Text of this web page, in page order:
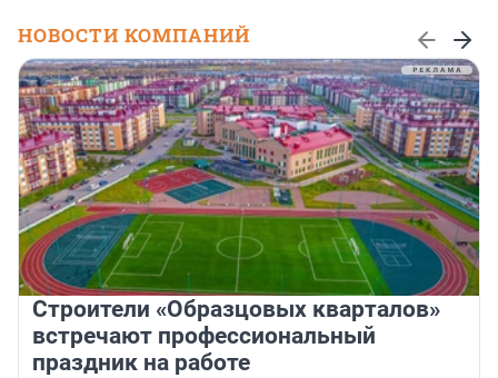
НОВОСТИ КОМПАНИЙ
Строители «Образцовых кварталов»
встречают профессиональный
праздник на работе